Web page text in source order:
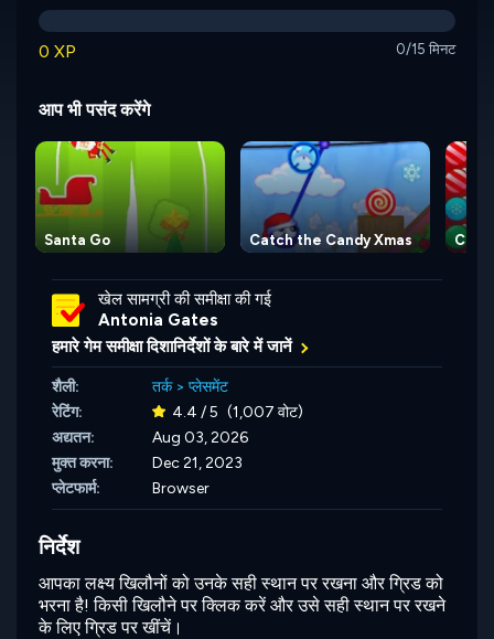
0 XP 0/15 मिनट
आप भी पसंद करेंगे
Santa Go Catch the Candy Xmas
खेल सामग्री की समीक्षा की गई
Antonia Gates
हमारे गेम समीक्षा दिशानिर्देशों के बारे में जानें
शैली: तर्क> प्लेसमेंट
रेटिंग:
4.4 / 5 (1,007 वोट)
अद्यतन:
Aug 03, 2026
मुक्त करना:
Dec 21, 2023
प्लेटफार्म:
Browser
निर्देश
आपका लक्ष्य खिलौनों को उनके सही स्थान पर रखना और ग्रिड को
भरना है! किसी खिलौने पर क्लिक करें और उसे सही स्थान पर रखने
के लिए ग्रिड पर खींचें।